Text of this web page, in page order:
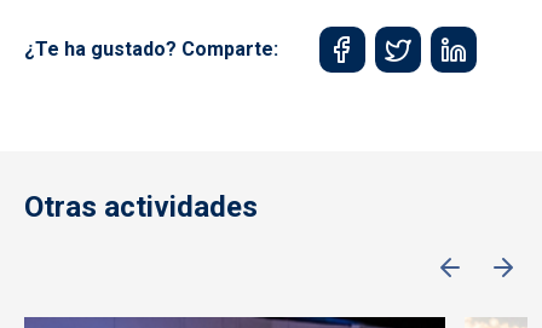
¿Te ha gustado? Comparte:
Otras actividades